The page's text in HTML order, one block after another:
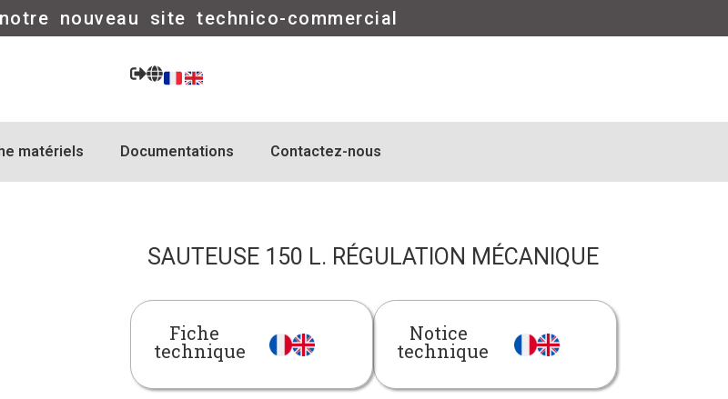
nouveau site technico-commercial
matériels Documentations Contactez-nous
SAUTEUSE 150 L. RÉGULATION MÉCANIQUE
Fiche
technique
Notice
technique